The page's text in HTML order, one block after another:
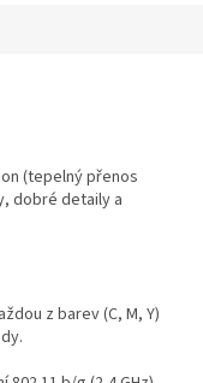
(tepelný přenos
dobré detaily a
z barev (C, M, Y)